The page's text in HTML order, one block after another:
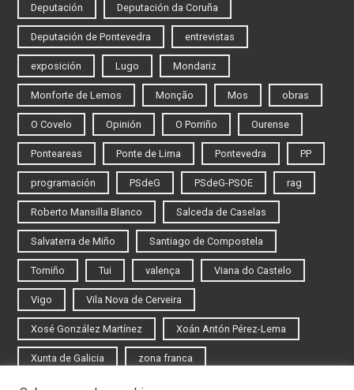
Deputación Deputación da Coruña
Deputación de Pontevedra entrevistas
exposición Lugo Mondariz
Monforte de Lemos Monção Mos obras
O Covelo Opinión O Porriño Ourense
Ponteareas Ponte de Lima Pontevedra PP
programación PSdeG PSdeG-PSOE rag
Roberto Mansilla Blanco Salceda de Caselas
Salvaterra de Miño Santiago de Compostela
Tomiño Tui valença Viana do Castelo
Vigo Vila Nova de Cerveira
Xosé González Martínez Xoán Antón Pérez-Lema
Xunta de Galicia zona franca